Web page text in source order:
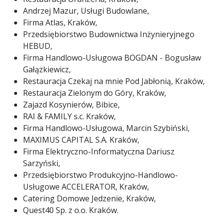
Andrzej Mazur, Usługi Budowlane,
Firma Atlas, Kraków,
Przedsiębiorstwo Budownictwa Inżynieryjnego
HEBUD,
Firma Handlowo-Usługowa BOGDAN - Bogusław
Gałązkiewicz,
Restauracja Czekaj na mnie Pod Jabłonią, Kraków,
Restauracja Zielonym do Góry, Kraków,
Zajazd Kosynierów, Bibice,
RAI & FAMILY s.c. Kraków,
Firma Handlowo-Usługowa, Marcin Szybiński,
MAXIMUS CAPITAL S.A. Kraków,
Firma Elektryczno-Informatyczna Dariusz
Sarzyński,
Przedsiębiorstwo Produkcyjno-Handlowo-
Usługowe ACCELERATOR, Kraków,
Catering Domowe Jedzenie, Kraków,
Quest40 Sp. z o.o. Kraków.